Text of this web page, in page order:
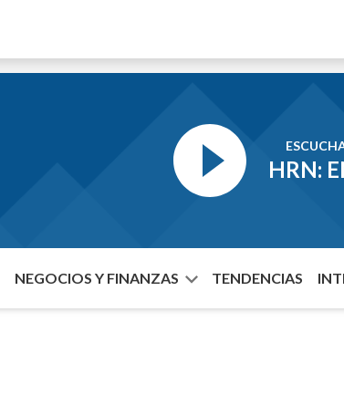
HRN:
NEGOCIOS Y FINANZAS TENDENCIAS